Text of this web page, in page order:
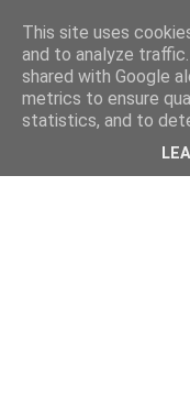
This site uses
and to analyze
shared with Google
metrics to ensure
statistics, and to